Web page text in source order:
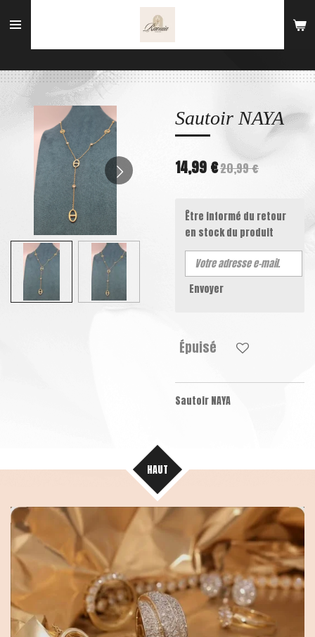
au
Sautoir NAYA
14,99 €20,99 €
Être informé du retour
en stock du produit
Envoyer
Épuisé
Sautoir NAYA
HAUT